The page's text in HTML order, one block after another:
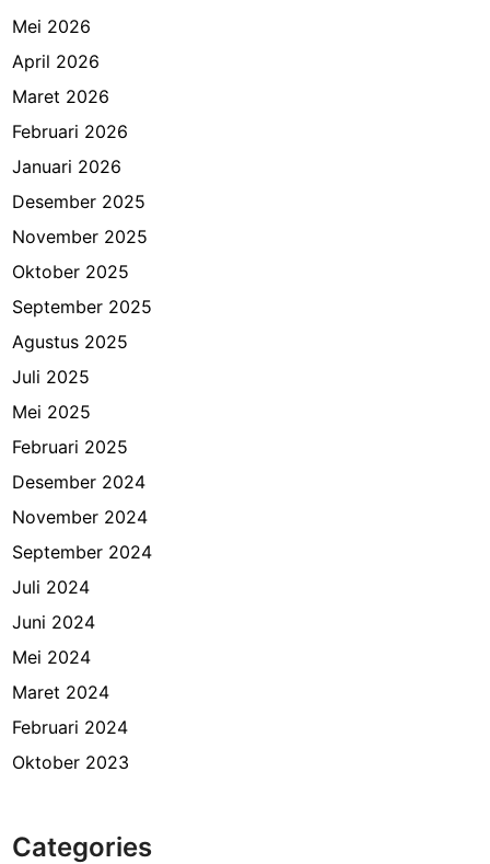
Mei 2026
April 2026
Maret 2026
Februari 2026
Januari 2026
Desember 2025
November 2025
Oktober 2025
September 2025
Agustus 2025
Juli 2025
Mei 2025
Februari 2025
Desember 2024
November 2024
September 2024
Juli 2024
Juni 2024
Mei 2024
Maret 2024
Februari 2024
Oktober 2023
Categories